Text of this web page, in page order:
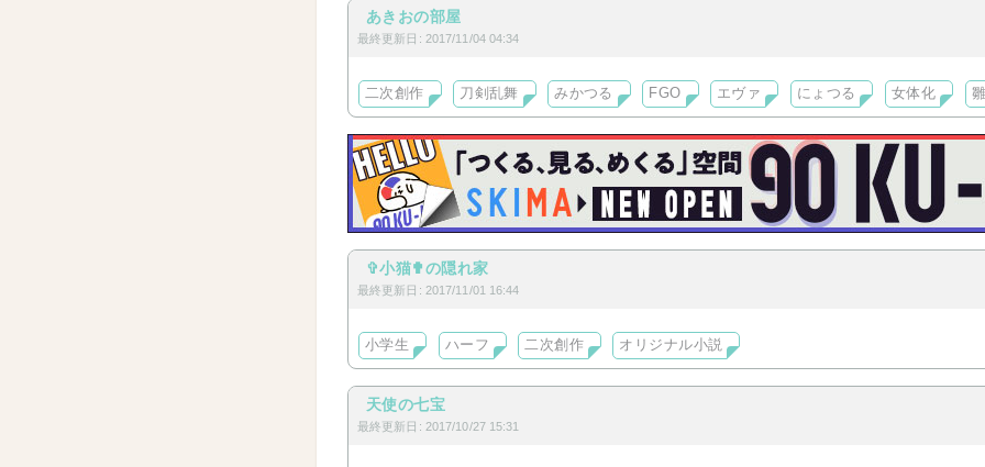
あきおの部屋
最終更新日: 2017/11/04 04:34
二次創作 刀剣乱舞 みかつる FGO エヴァ にょつる 女体化
✞小猫✟の隠れ家
最終更新日: 2017/11/01 16:44
小学生 ハーフ 二次創作 オリジナル小説
天使の七宝
最終更新日: 2017/10/27 15:31